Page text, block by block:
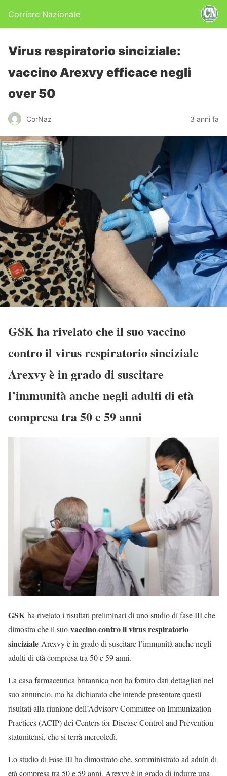
Corriere Nazionale
Virus respiratorio sinciziale:
vaccino Arexvy efficace negli
over 50
CorNaz 3 anni fa
GSK ha rivelato che il suo vaccino
contro il virus respiratorio sinciziale
Arexvy è in grado di suscitare
l’immunità anche negli adulti di età
compresa tra 50 e 59 anni
GSK ha rivelato i risultati preliminari di uno studio di fase III che
dimostra che il suo vaccino contro il virus respiratorio
sinciziale Arexvy è in grado di suscitare l’immunità anche negli
adulti di età compresa tra 50 e 59 anni.
La casa farmaceutica britannica non ha fornito dati dettagliati nel
suo annuncio, ma ha dichiarato che intende presentare questi
risultati alla riunione dell’Advisory Committee on Immunization
Practices (ACIP) dei Centers for Disease Control and Prevention
statunitensi, che si terrà mercoledì.
Lo studio di Fase III ha dimostrato che, somministrato ad adulti di
età compresa tra 50 e 59 anni, Arexvy è in grado di indurre una